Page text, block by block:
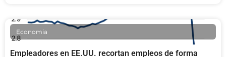
Economia
Empleadores en EE.UU. recortan empleos de forma